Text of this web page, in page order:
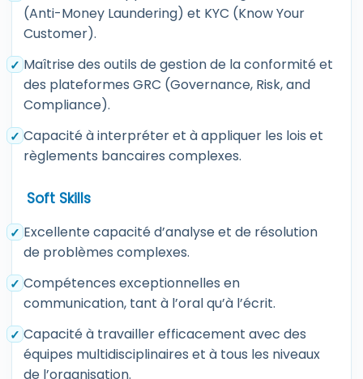
(Anti-Money Laundering) et KYC (Know Your
Customer).
Maîtrise des outils de gestion de la conformité et
des plateformes GRC (Governance, Risk, and
Compliance).
Capacité à interpréter et à appliquer les lois et
règlements bancaires complexes.
Soft Skills
Excellente capacité d’analyse et de résolution
de problèmes complexes.
Compétences exceptionnelles en
communication, tant à l’oral qu’à l’écrit.
Capacité à travailler efficacement avec des
équipes multidisciplinaires et à tous les niveaux
de l’organisation.